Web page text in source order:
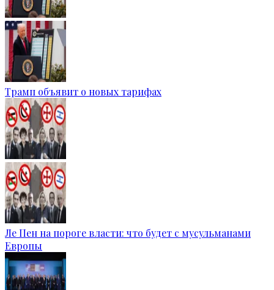
Трамп объявит о новых тарифах
Ле Пен на пороге власти: что будет с мусульманами
Европы